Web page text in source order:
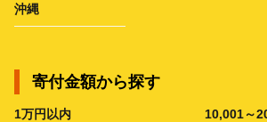
沖縄
寄付金額から探す
1万円以内 10,001～